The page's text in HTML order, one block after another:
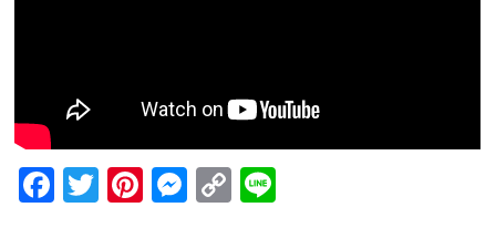
F
T
Pi M C